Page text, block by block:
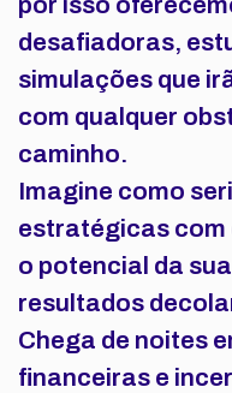
desafiadoras,
simulações que
com qualquer
caminho.
Imagine como
estratégicas com
o potencial da
resultados
Chega de noites
financeiras e